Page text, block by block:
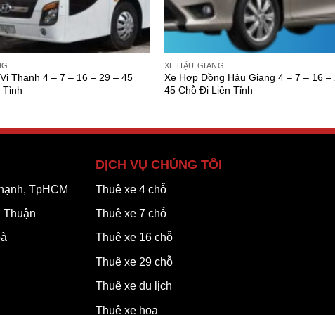
Thanh 4 – 7 – 16 – 29 – 45
Tỉnh
XE HẬU GIANG
Xe Hợp Đồng Hậu Giang 4 – 7 – 16 –
45 Chỗ Đi Liên Tỉnh
TpHCM
Thuận
DỊCH VỤ CHÚNG TÔI
Thuê xe 4 chỗ
Thuê xe 7 chỗ
Thuê xe 16 chỗ
Thuê xe 29 chỗ
Thuê xe du lịch
Thuê xe hoa